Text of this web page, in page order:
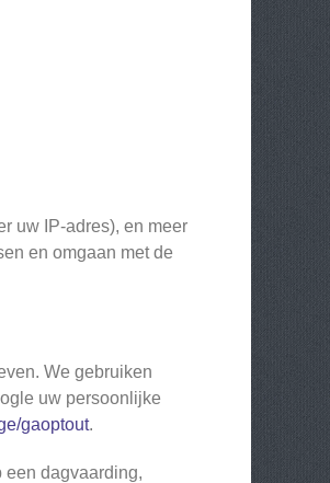
uw IP-adres), en meer
en omgaan met de
We gebruiken
uw persoonlijke
gaoptout.
een dagvaarding,